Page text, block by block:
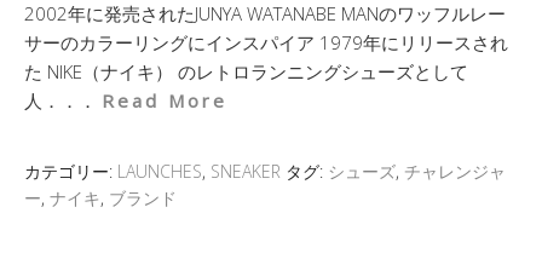
2002年に発売されたJUNYA WATANABE MANのワッフルレー
サーのカラーリングにインスパイア 1979年にリリースされ
た NIKE（ナイキ） のレトロランニングシューズとして
人．．． Read More
カテゴリー: LAUNCHES, SNEAKER タグ: シューズ, チャレンジャ
ー, ナイキ, ブランド